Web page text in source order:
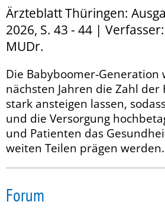
Ärzteblatt Thüringen:
2026, S. 43 - 44 |
MUDr.
Die Babyboomer-Generation
nächsten Jahren die Zahl der
stark ansteigen lassen,
und die Versorgung
und Patienten das
weiten Teilen prägen
Forum